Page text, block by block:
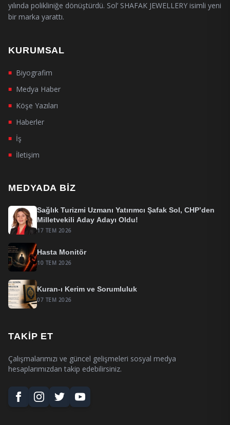
yılında polikliniğe dönüştürdü. Sol’ SHAFAK JEWELLERY isimli yeni
bir marka yarattı.
KURUMSAL
■ Biyografim
■ Medya Haber
■ Köşe Yazıları
■ Haberler
■ İş
■ İletişim
MEDYADA BIZ
Sağlık Turizmi Uzmanı Yatırımcı Şafak Sol, CHP’den
Milletvekili Aday Adayı Oldu!
17 TEM 2026
Hasta Monitör
10 TEM 2026
Kuran-ı Kerim ve Sorumluluk
07 TEM 2026
TAKIP ET
Çalışmalarımızı ve güncel gelişmeleri sosyal medya
hesaplarımızdan takip edebilirsiniz.